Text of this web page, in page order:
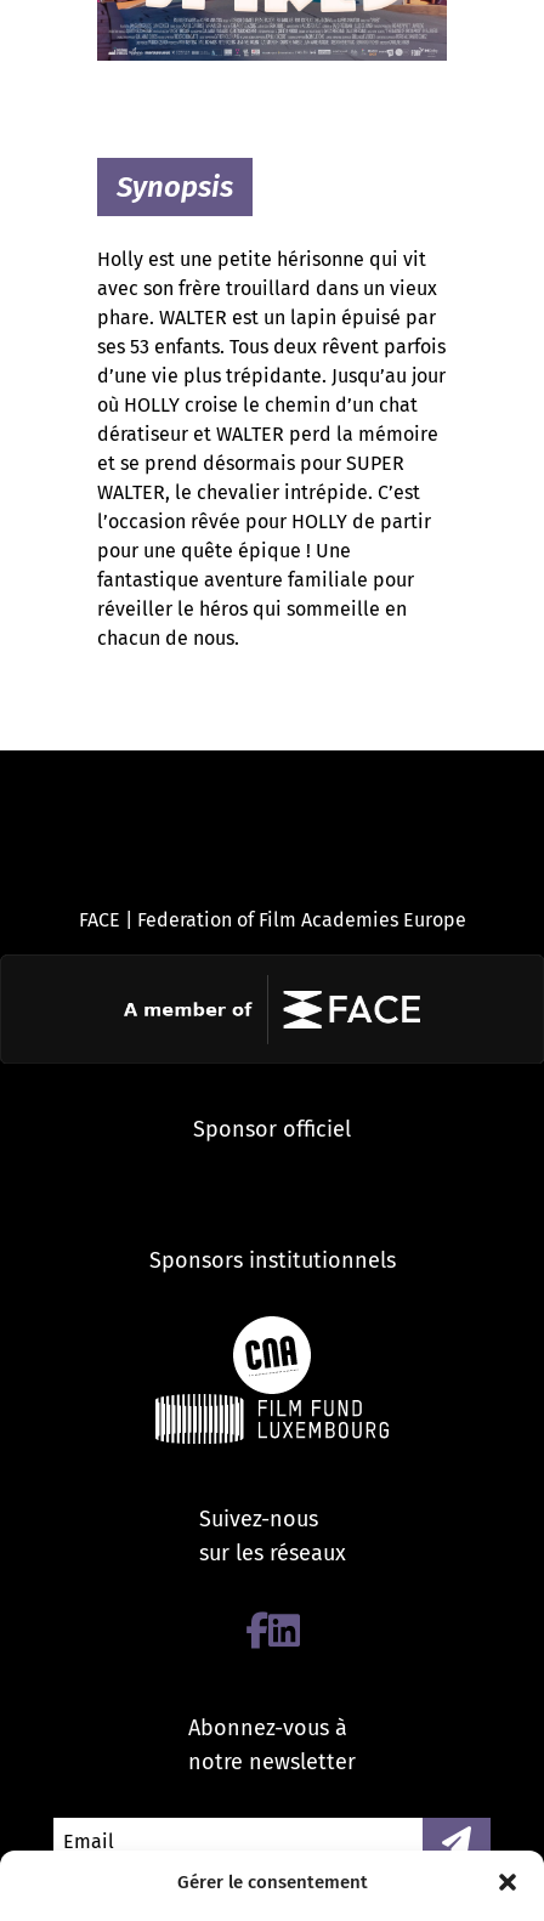
Gérer le consentement
Synopsis
Holly est une petite hérisonne qui vit
avec son frère trouillard dans un vieux
phare. WALTER est un lapin épuisé par
ses 53 enfants. Tous deux rêvent parfois
d’une vie plus trépidante. Jusqu’au jour
où HOLLY croise le chemin d’un chat
dératiseur et WALTER perd la mémoire
et se prend désormais pour SUPER
WALTER, le chevalier intrépide. C’est
l’occasion rêvée pour HOLLY de partir
pour une quête épique ! Une
fantastique aventure familiale pour
réveiller le héros qui sommeille en
chacun de nous.
FACE | Federation of Film Academies Europe
Sponsor officiel
Sponsors institutionnels
Suivez-nous
sur les réseaux
Abonnez-vous à
notre newsletter